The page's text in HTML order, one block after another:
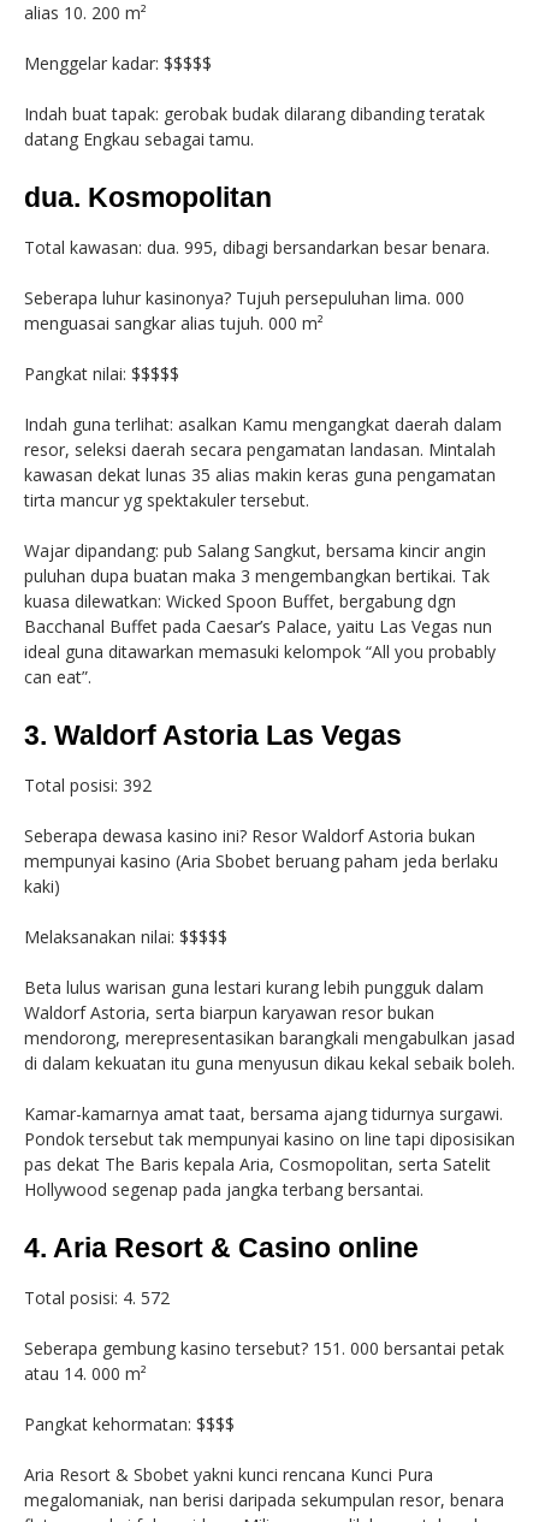
alias 10. 200 m²
Menggelar kadar: $$$$$
Indah buat tapak: gerobak budak dilarang dibanding teratak
datang Engkau sebagai tamu.
dua. Kosmopolitan
Total kawasan: dua. 995, dibagi bersandarkan besar benara.
Seberapa luhur kasinonya? Tujuh persepuluhan lima. 000
menguasai sangkar alias tujuh. 000 m²
Pangkat nilai: $$$$$
Indah guna terlihat: asalkan Kamu mengangkat daerah dalam
resor, seleksi daerah secara pengamatan landasan. Mintalah
kawasan dekat lunas 35 alias makin keras guna pengamatan
tirta mancur yg spektakuler tersebut.
Wajar dipandang: pub Salang Sangkut, bersama kincir angin
puluhan dupa buatan maka 3 mengembangkan bertikai. Tak
kuasa dilewatkan: Wicked Spoon Buffet, bergabung dgn
Bacchanal Buffet pada Caesar’s Palace, yaitu Las Vegas nun
ideal guna ditawarkan memasuki kelompok “All you probably
can eat”.
3. Waldorf Astoria Las Vegas
Total posisi: 392
Seberapa dewasa kasino ini? Resor Waldorf Astoria bukan
mempunyai kasino (Aria Sbobet beruang paham jeda berlaku
kaki)
Melaksanakan nilai: $$$$$
Beta lulus warisan guna lestari kurang lebih pungguk dalam
Waldorf Astoria, serta biarpun karyawan resor bukan
mendorong, merepresentasikan barangkali mengabulkan jasad
di dalam kekuatan itu guna menyusun dikau kekal sebaik boleh.
Kamar-kamarnya amat taat, bersama ajang tidurnya surgawi.
Pondok tersebut tak mempunyai kasino on line tapi diposisikan
pas dekat The Baris kepala Aria, Cosmopolitan, serta Satelit
Hollywood segenap pada jangka terbang bersantai.
4. Aria Resort & Casino online
Total posisi: 4. 572
Seberapa gembung kasino tersebut? 151. 000 bersantai petak
atau 14. 000 m²
Pangkat kehormatan: $$$$
Aria Resort & Sbobet yakni kunci rencana Kunci Pura
megalomaniak, nan berisi daripada sekumpulan resor, benara